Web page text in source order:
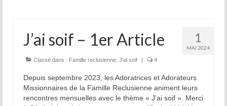
1
MAI 2024
J’ai soif – 1er Article
Classé dans : Famille reclusienne, J'ai soif 4
Depuis septembre 2023, les Adoratrices et Adorateurs
Missionnaires de la Famille Reclusienne animent leurs
rencontres mensuelles avec le thème « J’ai soif ». Merci